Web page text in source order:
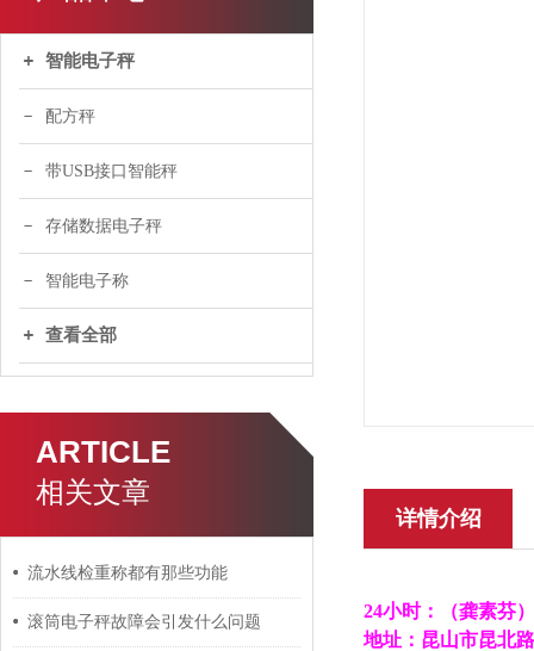
智能电子秤
配方秤
带USB接口智能秤
存储数据电子秤
智能电子称
查看全部
ARTICLE
相关文章
流水线检重称都有那些功能
滚筒电子秤故障会引发什么问题
详情介绍
24小时：（龚素芬
地址：昆山市昆北